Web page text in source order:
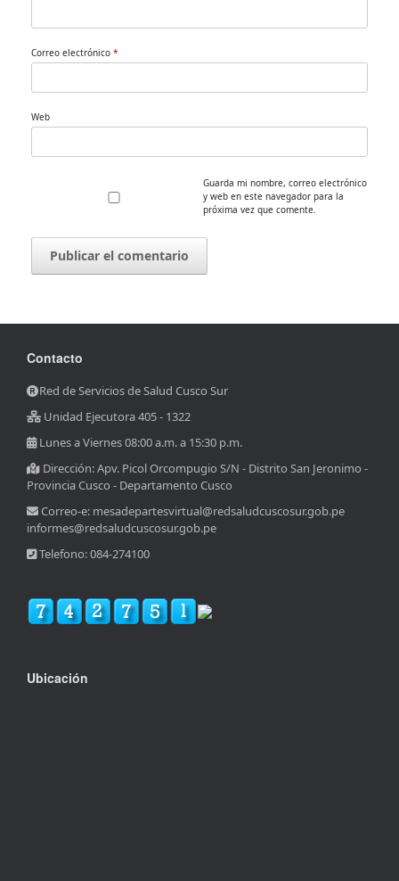
Correo electrónico *
Web
Guarda mi nombre, correo electrónico
y web en este navegador para la
próxima vez que comente.
Contacto
Red de Servicios de Salud Cusco Sur
Unidad Ejecutora 405 - 1322
Lunes a Viernes 08:00 a.m. a 15:30 p.m.
Dirección: Apv. Picol Orcompugio S/N - Distrito San Jeronimo -
Provincia Cusco - Departamento Cusco
Correo-e: mesadepartesvirtual@redsaludcuscosur.gob.pe
informes@redsaludcuscosur.gob.pe
Telefono: 084-274100
Ubicación